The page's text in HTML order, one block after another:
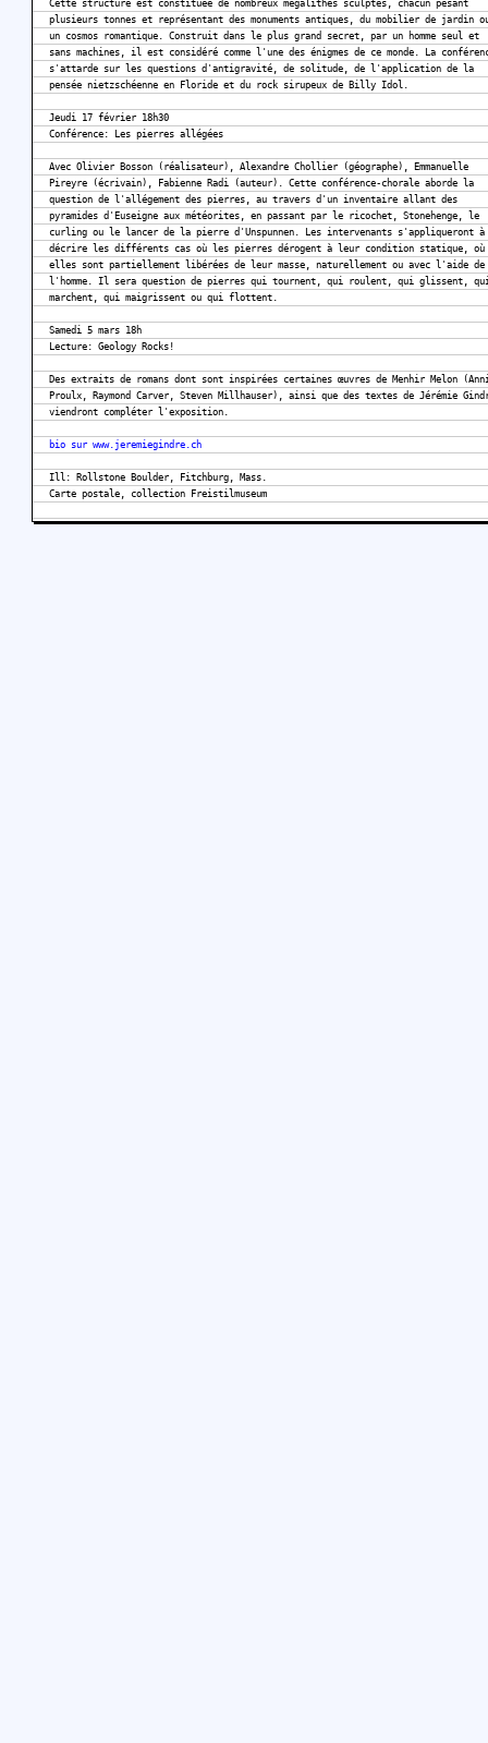
Cette structure est constituée de nombreux mégalithes sculptés, chacun pesant
plusieurs tonnes et représentant des monuments antiques, du mobilier de jardin
un cosmos romantique. Construit dans le plus grand secret, par un homme seul et
sans machines, il est considéré comme l'une des énigmes de ce monde. La
s'attarde sur les questions d'antigravité, de solitude, de l'application de la
pensée nietzschéenne en Floride et du rock sirupeux de Billy Idol.
Jeudi 17 février 18h30
Conférence: Les pierres allégées
Avec Olivier Bosson (réalisateur), Alexandre Chollier (géographe), Emmanuelle
Pireyre (écrivain), Fabienne Radi (auteur). Cette conférence-chorale aborde la
question de l'allégement des pierres, au travers d'un inventaire allant des
pyramides d'Euseigne aux météorites, en passant par le ricochet, Stonehenge, le
curling ou le lancer de la pierre d'Unspunnen. Les intervenants s'appliqueront à
décrire les différents cas où les pierres dérogent à leur condition statique, où
elles sont partiellement libérées de leur masse, naturellement ou avec l'aide de
l'homme. Il sera question de pierres qui tournent, qui roulent, qui glissent,
marchent, qui maigrissent ou qui flottent.
Samedi 5 mars 18h
Lecture: Geology Rocks!
Des extraits de romans dont sont inspirées certaines œuvres de Menhir Melon
Proulx, Raymond Carver, Steven Millhauser), ainsi que des textes de Jérémie
viendront compléter l'exposition.
bio sur www.jeremiegindre.ch
Ill: Rollstone Boulder, Fitchburg, Mass.
Carte postale, collection Freistilmuseum